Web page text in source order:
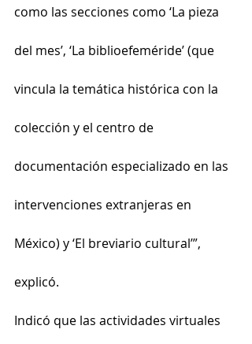
como las secciones como ‘La pieza
del mes’, ‘La biblioefeméride’ (que
vincula la temática histórica con la
colección y el centro de
documentación especializado en las
intervenciones extranjeras en
México) y ‘El breviario cultural’”,
explicó.
Indicó que las actividades virtuales